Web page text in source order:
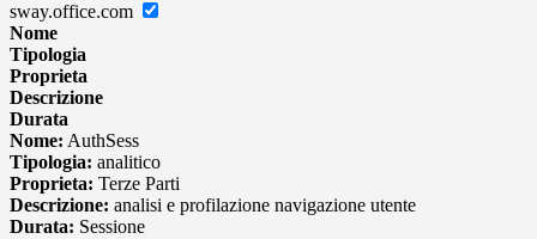
sway.office.com
Nome
Tipologia
Proprieta
Descrizione
Durata
Nome: AuthSess
Tipologia: analitico
Proprieta: Terze Parti
Descrizione: analisi e profilazione navigazione utente
Durata: Sessione